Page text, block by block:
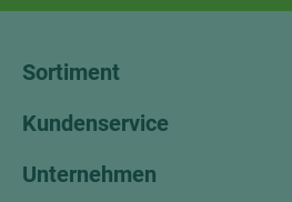
Sortiment
Kundenservice
Unternehmen